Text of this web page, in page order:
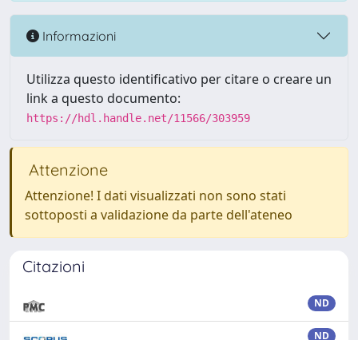
Informazioni
Utilizza questo identificativo per citare o creare un
link a questo documento:
https://hdl.handle.net/11566/303959
Attenzione
Attenzione! I dati visualizzati non sono stati
sottoposti a validazione da parte dell'ateneo
Citazioni
ND
ND